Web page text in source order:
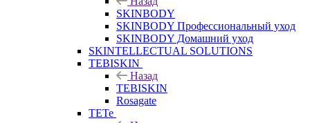
SKINBODY
SKINBODY Профессиональный уход
SKINBODY Домашний уход
SKINTELLECTUAL SOLUTIONS
TEBISKIN
Назад
TEBISKIN
Rosagate
TETe